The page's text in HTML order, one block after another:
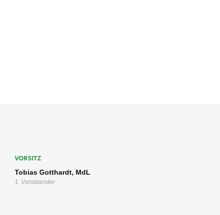
VORSITZ
Tobias Gotthardt, MdL
1. Vorsitzender